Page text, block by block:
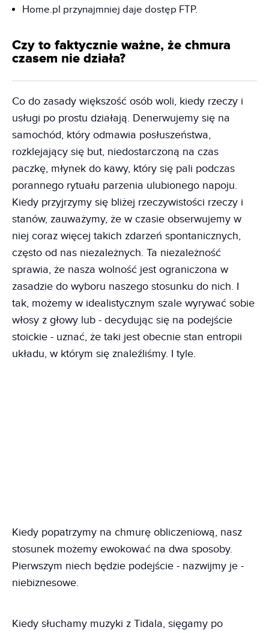
Home.pl przynajmniej daje dostęp FTP.
Czy to faktycznie ważne, że chmura
czasem nie działa?
Co do zasady większość osób woli, kiedy rzeczy i
usługi po prostu działają. Denerwujemy się na
samochód, który odmawia posłuszeństwa,
rozklejający się but, niedostarczoną na czas
paczkę, młynek do kawy, który się pali podczas
porannego rytuału parzenia ulubionego napoju.
Kiedy przyjrzymy się bliżej rzeczywistości rzeczy i
stanów, zauważymy, że w czasie obserwujemy w
niej coraz więcej takich zdarzeń spontanicznych,
często od nas niezależnych. Ta niezależność
sprawia, że nasza wolność jest ograniczona w
zasadzie do wyboru naszego stosunku do nich. I
tak, możemy w idealistycznym szale wyrywać sobie
włosy z głowy lub - decydując się na podejście
stoickie - uznać, że taki jest obecnie stan entropii
układu, w którym się znaleźliśmy. I tyle.
Kiedy popatrzymy na chmurę obliczeniową, nasz
stosunek możemy ewokować na dwa sposoby.
Pierwszym niech będzie podejście - nazwijmy je -
niebiznesowe.
Kiedy słuchamy muzyki z Tidala, sięgamy po